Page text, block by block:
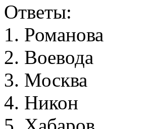
Ответы:
1. Романова
2. Воевода
3. Москва
4. Никон